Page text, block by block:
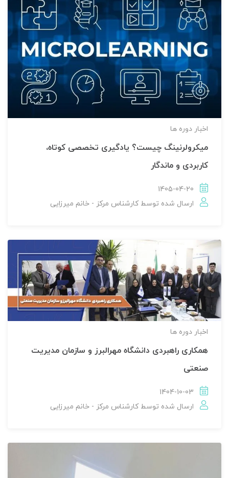
اخبار دوره ها
میکرولرنینگ چیست؟ یادگیری تخصصی کوتاه،
کاربردی و ماندگار
1405-04-20
ارسال شده توسطکارشناس مرکز - خانم میرزایی
اخبار دوره ها
همکاری راهبردی دانشگاه مهرالبرز و سازمان مدیریت
صنعتی
1404-10-03
ارسال شده توسطکارشناس مرکز - خانم میرزایی